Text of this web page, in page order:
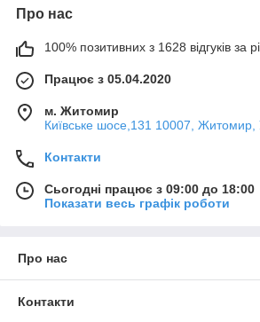
Про нас
100% позитивних з 1628 відгуків за
Працює з 05.04.2020
м. Житомир
Київське шосе,131 10007, Житомир,
Контакти
Сьогодні працює з 09:00 до 18:00
Показати весь графік роботи
Про нас
Контакти